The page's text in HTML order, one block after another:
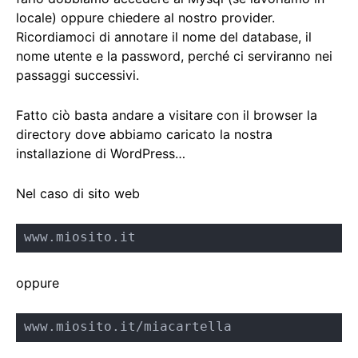
locale) oppure chiedere al nostro provider.
Ricordiamoci di annotare il nome del database, il
nome utente e la password, perché ci serviranno nei
passaggi successivi.
Fatto ciò basta andare a visitare con il browser la
directory dove abbiamo caricato la nostra
installazione di WordPress…
Nel caso di sito web
www.miosito.it
oppure
www.miosito.it/miacartella